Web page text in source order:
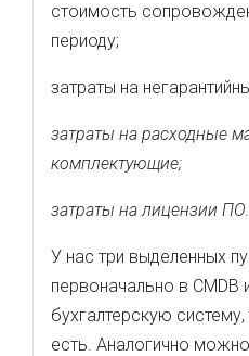
стоимость
периоду;
затраты на
затраты на расходные
комплектующие;
затраты на лицензии ПО.
У нас три выделенных
первоначально в CMDB
бухгалтерскую
есть. Аналогично